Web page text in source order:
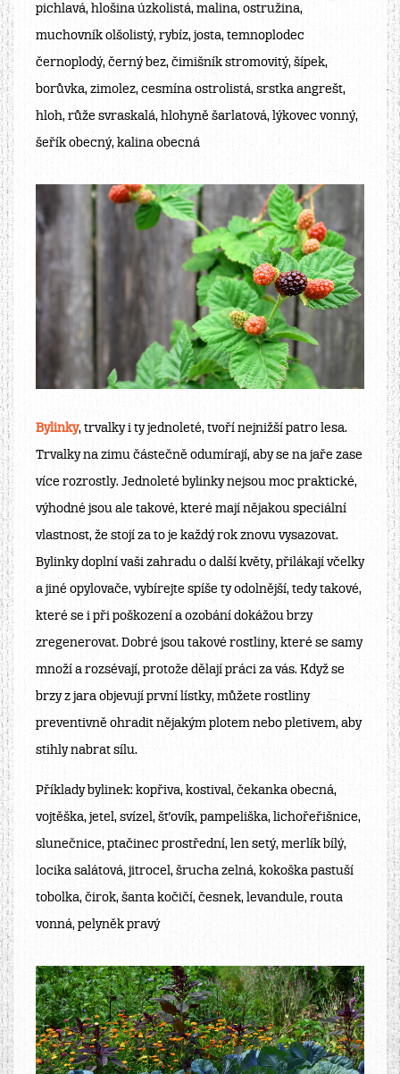
pichlavá, hlošina úzkolistá, malina, ostružina,
muchovník olšolistý, rybíz, josta, temnoplodec
černoplodý, černý bez, čimišník stromovitý, šípek,
borůvka, zimolez, cesmína ostrolistá, srstka angrešt,
hloh, růže svraskalá, hlohyně šarlatová, lýkovec vonný,
šeřík obecný, kalina obecná
Bylinky, trvalky i ty jednoleté, tvoří nejnižší patro lesa.
Trvalky na zimu částečně odumírají, aby se na jaře zase
více rozrostly. Jednoleté bylinky nejsou moc praktické,
výhodné jsou ale takové, které mají nějakou speciální
vlastnost, že stojí za to je každý rok znovu vysazovat.
Bylinky doplní vaši zahradu o další květy, přilákají včelky
a jiné opylovače, vybírejte spíše ty odolnější, tedy takové,
které se i při poškození a ozobání dokážou brzy
zregenerovat. Dobré jsou takové rostliny, které se samy
množí a rozsévají, protože dělají práci za vás. Když se
brzy z jara objevují první lístky, můžete rostliny
preventivně ohradit nějakým plotem nebo pletivem, aby
stihly nabrat sílu.
Příklady bylinek: kopřiva, kostival, čekanka obecná,
vojtěška, jetel, svízel, šťovík, pampeliška, lichořeřišnice,
slunečnice, ptačinec prostřední, len setý, merlík bílý,
locika salátová, jitrocel, šrucha zelná, kokoška pastuší
tobolka, čirok, šanta kočičí, česnek, levandule, routa
vonná, pelyněk pravý